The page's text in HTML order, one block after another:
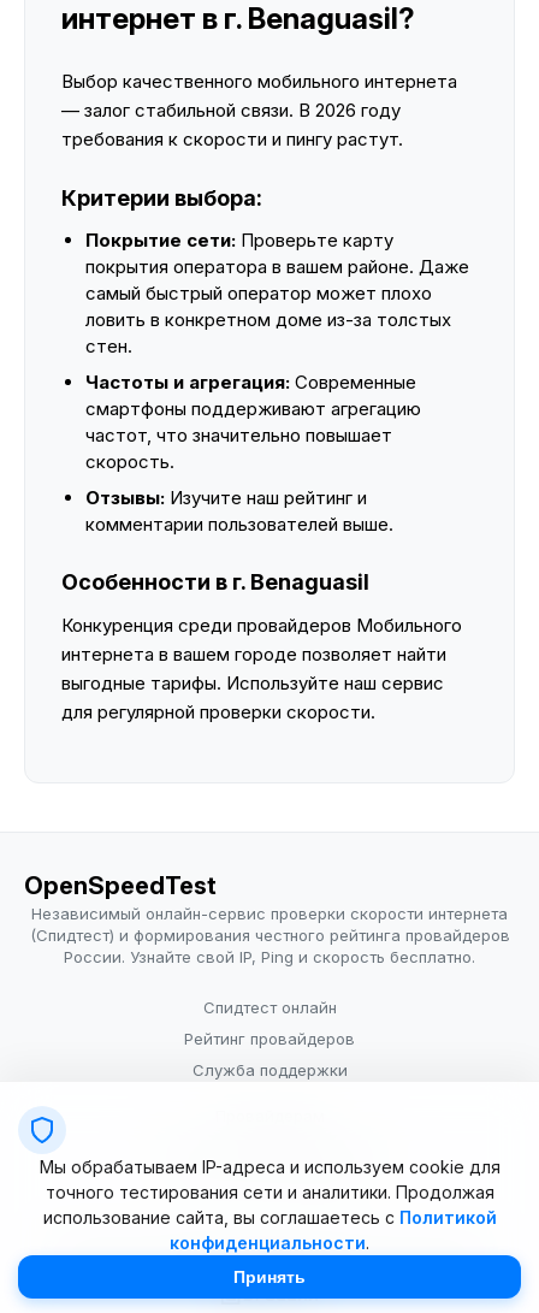
интернет в г. Benaguasil?
Выбор качественного мобильного интернета
— залог стабильной связи. В 2026 году
требования к скорости и пингу растут.
Критерии выбора:
Покрытие сети: Проверьте карту
покрытия оператора в вашем районе. Даже
самый быстрый оператор может плохо
ловить в конкретном доме из-за толстых
стен.
Частоты и агрегация: Современные
смартфоны поддерживают агрегацию
частот, что значительно повышает
скорость.
Отзывы: Изучите наш рейтинг и
комментарии пользователей выше.
Особенности в г. Benaguasil
Конкуренция среди провайдеров Мобильного
интернета в вашем городе позволяет найти
выгодные тарифы. Используйте наш сервис
для регулярной проверки скорости.
OpenSpeedTest
Независимый онлайн-сервис проверки скорости интернета
(Спидтест) и формирования честного рейтинга провайдеров
России. Узнайте свой IP, Ping и скорость бесплатно.
Спидтест онлайн
Рейтинг провайдеров
Служба поддержки
Условия использования
© 2025–2026 OpenSpeedTest (ИП Долматова В.В.). Все права
Мы обрабатываем IP-адреса и используем cookie для
точного тестирования сети и аналитики. Продолжая
использование сайта, вы соглашаетесь с Политикой
конфиденциальности.
Принять